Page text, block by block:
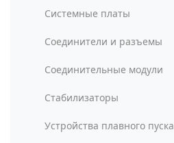
Системные платы
Соединители и разъемы
Соединительные модули
Стабилизаторы
Устройства плавного пуска